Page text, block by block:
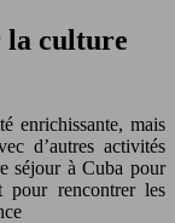
la culture
enrichissante, mais
d’autres activités
séjour à Cuba pour
rencontrer les